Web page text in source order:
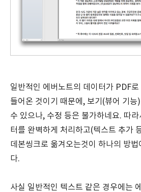
일반적인 에버노트의 데이터가 PDF
들어온 것이기 때문에, 보기(뷰어 기
수 있으나, 수정 등은 불가하네요. 따라
터를 완벽하게 처리하고(텍스트 추가
데본씽크로 옮겨오는것이 하나의 방법
다.
사실 일반적인 텍스트 같은 경우에는